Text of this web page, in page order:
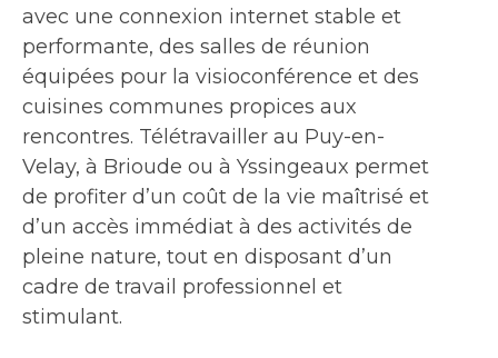
avec une connexion internet stable et
performante, des salles de réunion
équipées pour la visioconférence et des
cuisines communes propices aux
rencontres. Télétravailler au Puy-en-
Velay, à Brioude ou à Yssingeaux permet
de profiter d’un coût de la vie maîtrisé et
d’un accès immédiat à des activités de
pleine nature, tout en disposant d’un
cadre de travail professionnel et
stimulant.